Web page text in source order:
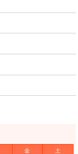
金 土